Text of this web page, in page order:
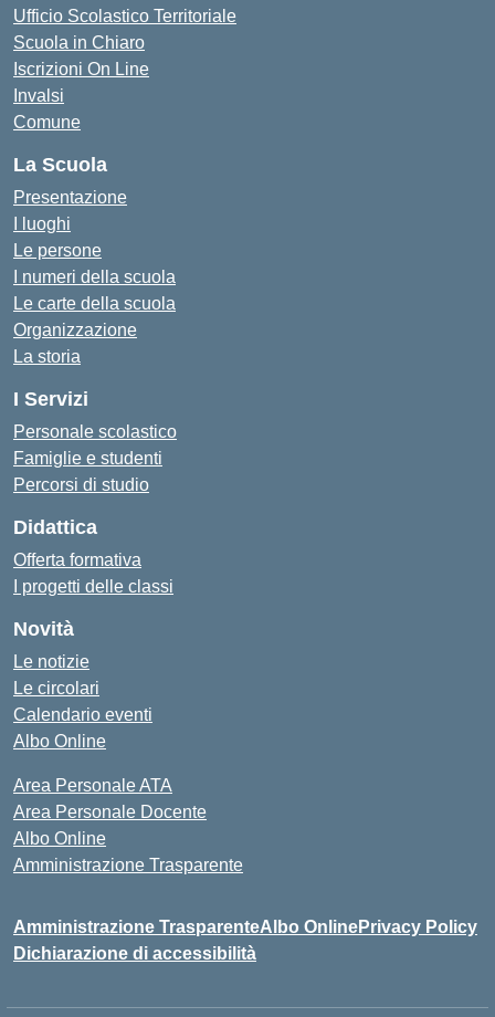
Ufficio Scolastico Territoriale
Scuola in Chiaro
Iscrizioni On Line
Invalsi
Comune
La Scuola
Presentazione
I luoghi
Le persone
I numeri della scuola
Le carte della scuola
Organizzazione
La storia
I Servizi
Personale scolastico
Famiglie e studenti
Percorsi di studio
Didattica
Offerta formativa
I progetti delle classi
Novità
Le notizie
Le circolari
Calendario eventi
Albo Online
Area Personale ATA
Area Personale Docente
Albo Online
Amministrazione Trasparente
Amministrazione TrasparenteAlbo OnlinePrivacy Policy
Dichiarazione di accessibilità